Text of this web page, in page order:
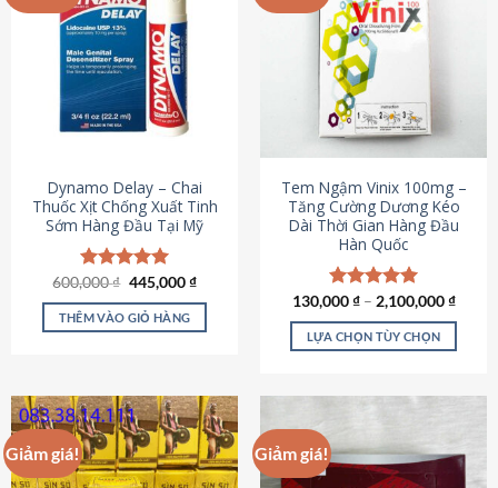
Dynamo Delay – Chai
Thuốc Xịt Chống Xuất Tinh
Sớm Hàng Đầu Tại Mỹ
Được xếp
hạng5.00
5 sao
600,000₫ Giá
là:
600,000 ₫.
445,000₫Giá
tại
THÊM VÀO GIỎ HÀNG
Tem Ngậm Vinix 100mg –
Tăng Cường Dương Kéo
Dài Thời Gian Hàng Đầu
Hàn Quốc
Được xếp
hạng5.00
5 sao
130,000₫– 2,100,000₫
LỰA CHỌN TÙY CHỌN
nhiều
biến
Giảm giá! Giảm giá!